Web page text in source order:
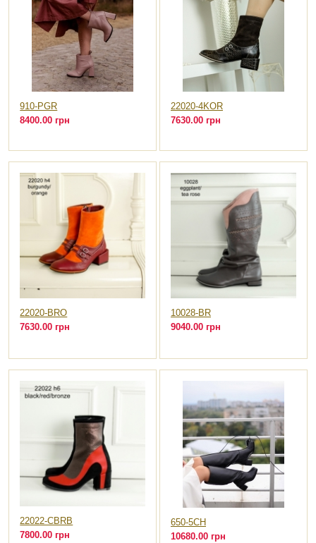
910-PGR
8400.00 грн
22020-4KOR
7630.00 грн
22020-BRO
7630.00 грн
10028-BR
9040.00 грн
22022-CBRB
7800.00 грн
650-5CH
10680.00 грн